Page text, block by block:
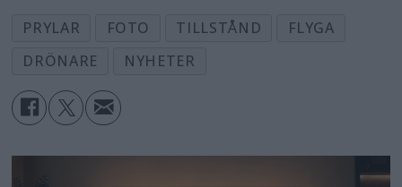
PRYLAR FOTO TILLSTÅND
FLYGA
DRÖNARE
NYHETER